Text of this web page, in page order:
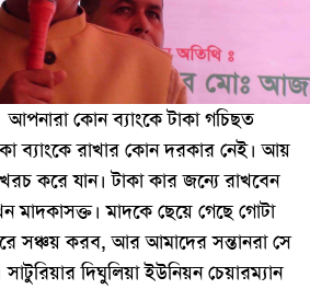
কোন ব্যাংকে টাকা গচিছত
ব্যাংকে রাখার কোন দরকার নেই। আয়
করে যান। টাকা কার জন্যে রাখবেন
মাদকাসক্ত। মাদকে ছেয়ে গেছে গোটা
সঞ্চয় করব, আর আমাদের সন্তানরা সে
দিঘুলিয়া ইউনিয়ন চেয়ারম্যান